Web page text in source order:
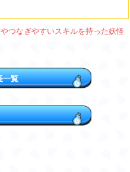
つなぎやすいスキルを持った妖怪
一覧